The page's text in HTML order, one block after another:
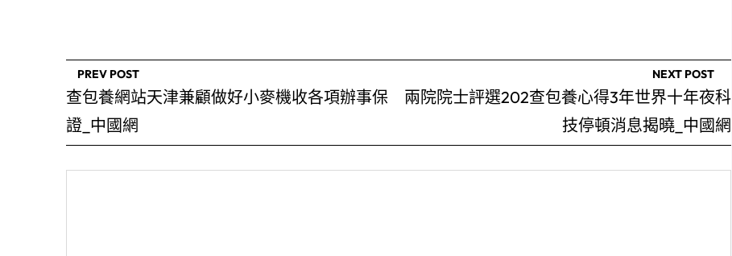
PREV POST
查包養網站天津兼顧做好小麥機收各項辦事保
證_中國網
NEXT POST
兩院院士評選202查包養心得3年世界十年夜科
技停頓消息揭曉_中國網